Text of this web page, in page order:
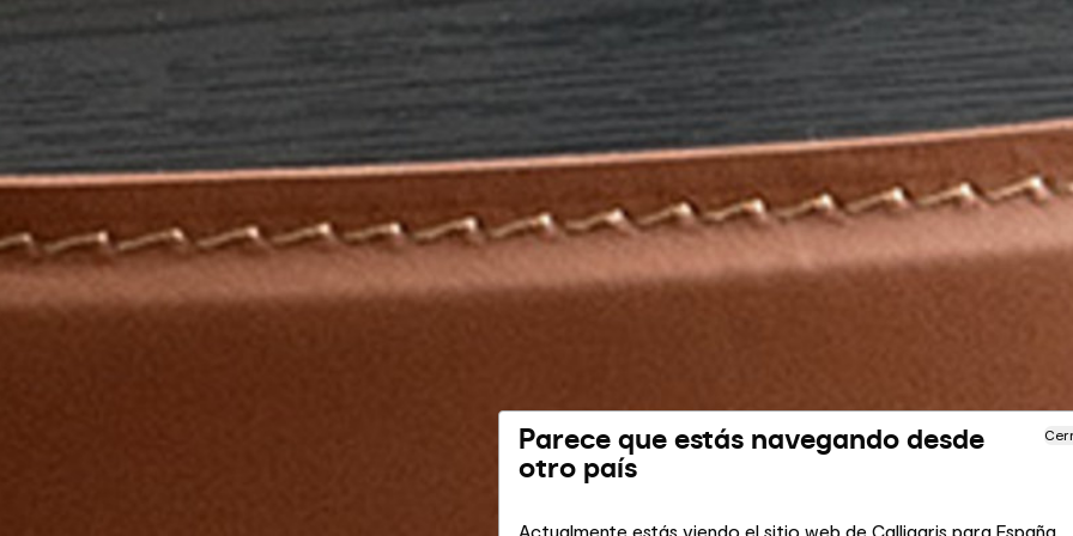
Parece que estás navegando desde
otro país
Actualmente estás viendo el sitio web de Calligaris para España.